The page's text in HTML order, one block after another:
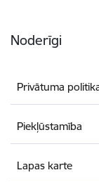
Noderīgi
Privātuma
Piekļūstamība
Lapas karte